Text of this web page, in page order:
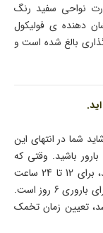
صورت نواحی سفید رنگ
دهنده ی فولیکول
بالغ شده است و
شما در انتهای این
باشید. وقتی که
اسپرم بتواند برای 5 روز درون بدن شما زنده بماند، برای 12 تا 24 ساعت
پس از تخمک گذاری قدرت حیات دارد. زمان لازم برای باروری 6 روز است.
تعیین زمان تخمک